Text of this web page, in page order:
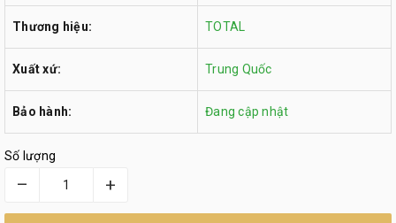
Thương hiệu: TOTAL
Xuất xứ: Trung Quốc
Bảo hành: Đang cập nhật
Số lượng
– +